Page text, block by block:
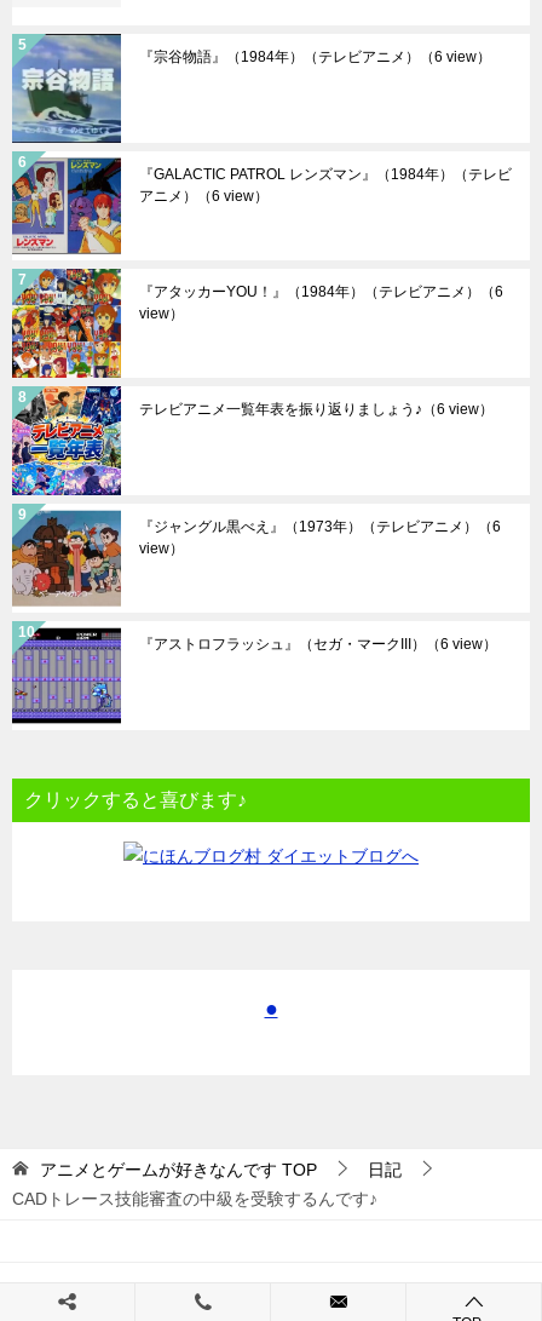
『宗谷物語』（1984年）（テレビアニメ） （6 view）
『GALACTIC PATROL レンズマン』（1984年）（テレビ
アニメ）
（6 view）
『アタッカーYOU！』（1984年）（テレビアニメ）
（6
view）
テレビアニメ一覧年表を振り返りましょう♪ （6 view）
『ジャングル黒べえ』（1973年）（テレビアニメ）
（6
view）
『アストロフラッシュ』（セガ・マークIII） （6 view）
クリックすると喜びます♪
●
アニメとゲームが好きなんです TOP
日記
CADトレース技能審査の中級を受験するんです♪
© 2017 アニメとゲームが好きなんです